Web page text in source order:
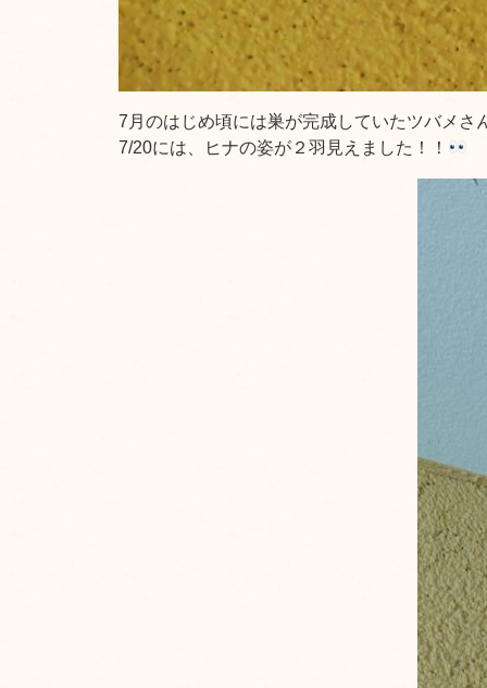
7月のはじめ頃には巣が完成していたツバメさ
7/20には、ヒナの姿が２羽見えました！！